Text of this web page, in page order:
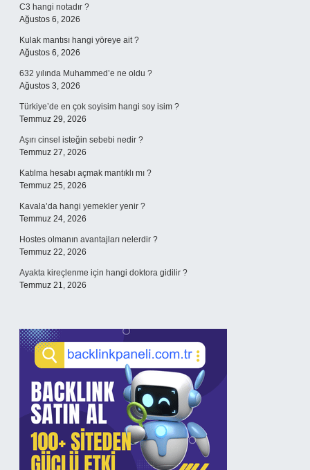
C3 hangi notadır ?
Ağustos 6, 2026
Kulak mantısı hangi yöreye ait ?
Ağustos 6, 2026
632 yılında Muhammed’e ne oldu ?
Ağustos 3, 2026
Türkiye’de en çok soyisim hangi soy isim ?
Temmuz 29, 2026
Aşırı cinsel isteğin sebebi nedir ?
Temmuz 27, 2026
Katılma hesabı açmak mantıklı mı ?
Temmuz 25, 2026
Kavala’da hangi yemekler yenir ?
Temmuz 24, 2026
Hostes olmanın avantajları nelerdir ?
Temmuz 22, 2026
Ayakta kireçlenme için hangi doktora gidilir ?
Temmuz 21, 2026